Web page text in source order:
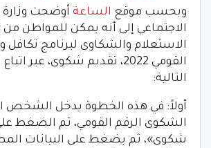
وبحسب موقع الساعة أوضحت
الاجتماعي إلى أنه يمكن للمواطن من
الاستعلام والشكاوى لبرنامج تكافل
القومي 2022، تقديم شكوى، عبر
التالية:
أولاً: في هذه الخطوة يدخل الشخص
الشكوى الرقم القومي، ثم الضغط
شكوى»، ثم يضغط على البيانات